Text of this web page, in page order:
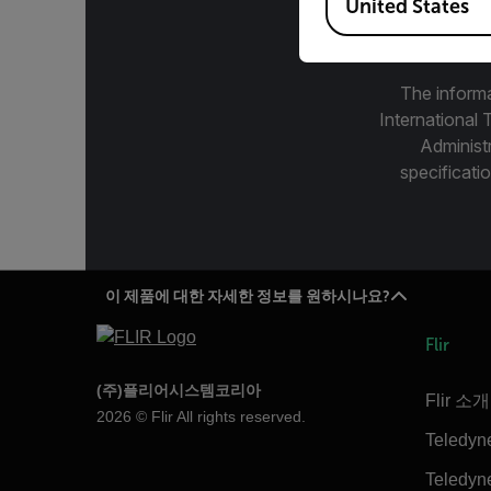
The
International
이 제품에 대한 자세한 정보를 원하시나요?
(주)플리어시스템코리아
2026 © Flir All rights reserved.
Flir
Flir 소개
United States